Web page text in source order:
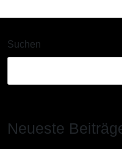
Suchen
Neueste